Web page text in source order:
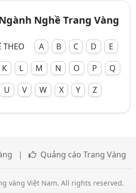
Nghề Trang Vàng
THEO A B C D
E
K L M N O P
Q
U V W X Y Z
| Quảng cáo Trang Vàng
vàng Việt Nam. All rights reserved.